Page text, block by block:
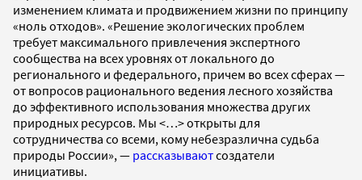
изменением климата и продвижением жизни по принципу
«‎ноль отходов». «Решение экологических проблем
требует максимального привлечения экспертного
сообщества на всех уровнях от локального до
регионального и федерального, причем во всех сферах —
от вопросов рационального ведения лесного хозяйства
до эффективного использования множества других
природных ресурсов. Мы <…> открыты для
сотрудничества со всеми, кому небезразлична судьба
природы России», — рассказываютсоздатели
инициативы.